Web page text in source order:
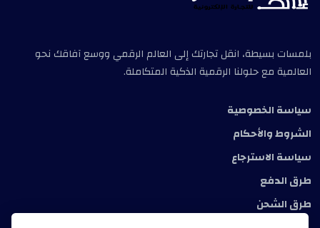
بلمسات بسيطة، انقل تجارتك إلى العالم الرقمي ووسع آفاقك نحو
العالمية مع حلولنا الرقمية الذكية المتكاملة.
سياسة الخصوصية
الشروط والأحكام
سياسة الاسترجاع
طرق الدفع
طرق الشحن